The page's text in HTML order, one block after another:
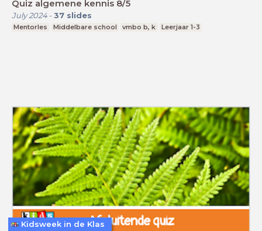
Quiz algemene kennis 8/5
July 2024- 37 slides
Mentorles Middelbare school vmbo b, k Leerjaar 1-3
Kidsweek in de Klas